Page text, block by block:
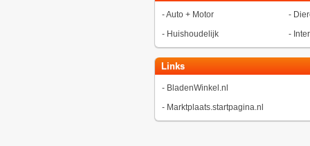
-Auto + Motor -
- Huishoudelijk -
Links
- BladenWinkel.nl
- Marktplaats.startpagina.nl